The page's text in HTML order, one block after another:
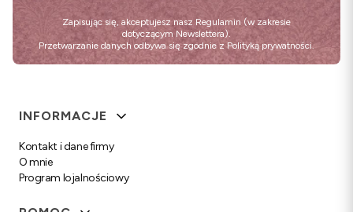
Zapisując się, akceptujesz nasz Regulamin (w zakresie
dotyczącym Newslettera).
Przetwarzanie danych odbywa się zgodnie z Polityką prywatności.
Linki w stopce
INFORMACJE
Kontakt i dane firmy
O mnie
Program lojalnościowy